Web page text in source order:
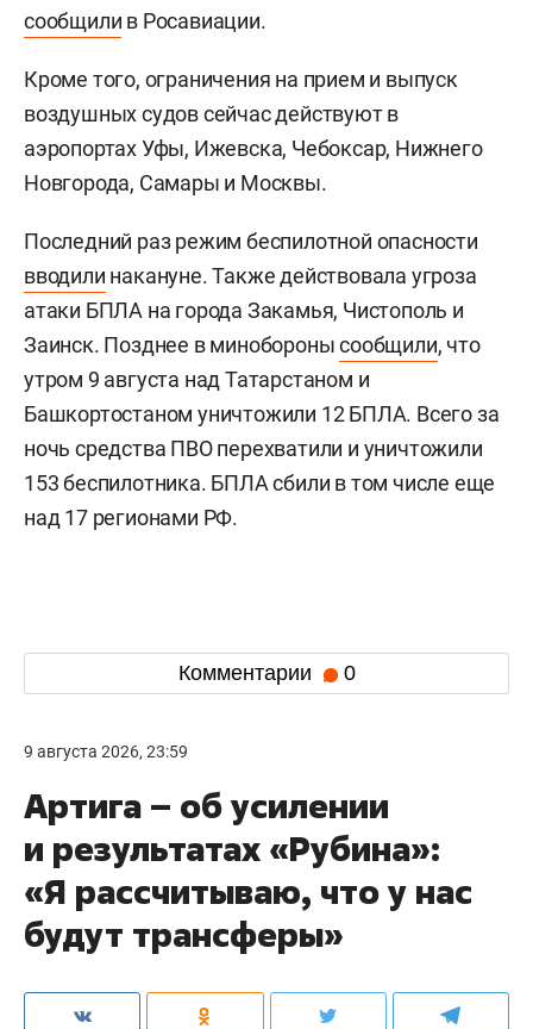
сообщили в Росавиации.
Кроме того, ограничения на прием и выпуск
воздушных судов сейчас действуют в
аэропортах Уфы, Ижевска, Чебоксар, Нижнего
Новгорода, Самары и Москвы.
Последний раз режим беспилотной опасности
вводили накануне. Также действовала угроза
атаки БПЛА на города Закамья, Чистополь и
Заинск. Позднее в миноборонысообщили, что
утром 9 августа над Татарстаном и
Башкортостаном уничтожили 12 БПЛА. Всего за
ночь средства ПВО перехватили и уничтожили
153 беспилотника. БПЛА сбили в том числе еще
над 17 регионами РФ.
Комментарии 0
9 августа 2026, 23:59
Артига – об усилении
и результатах «Рубина»:
«Я рассчитываю, что у нас
будут трансферы»